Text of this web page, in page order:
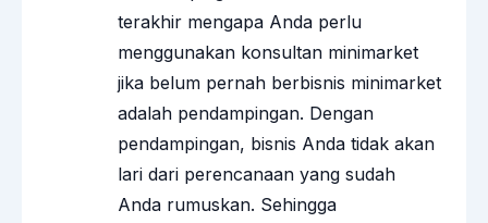
terakhir mengapa Anda perlu
menggunakan konsultan minimarket
jika belum pernah berbisnis minimarket
adalah pendampingan. Dengan
pendampingan, bisnis Anda tidak akan
lari dari perencanaan yang sudah
Anda rumuskan. Sehingga